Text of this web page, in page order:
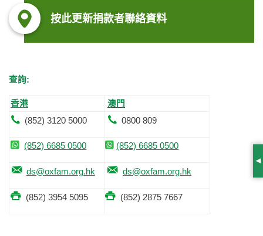
按此更新捐款者聯絡資料
查詢:
香港
澳門
(852) 3120 5000
0800 809
(852) 6685 0500 (852) 6685 0500
ds@oxfam.org.hk ds@oxfam.org.hk
(852) 3954 5095 (852) 2875 7667